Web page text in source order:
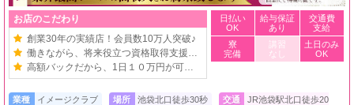
お店のこだわり
創業30年の実績店！会員数10万人突破♪
働きながら、将来役立つ資格取得支援も有！
高額バックだから、1日１０万円が可能！
日払い
OK
給与保証
あり
交通費
支給
寮
完備
講習
なし
土日のみ
OK
業種 イメージクラブ 場所 池袋北口徒歩30秒 交通
JR池袋駅北口徒歩20